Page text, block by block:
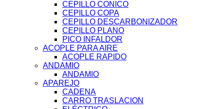
CEPILLO CONICO
CEPILLO COPA
CEPILLO DESCARBONIZADOR
CEPILLO PLANO
PICO INFALDOR
ACOPLE PARA AIRE
ACOPLE RAPIDO
ANDAMIO
ANDAMIO
APAREJO
CADENA
CARRO TRASLACION